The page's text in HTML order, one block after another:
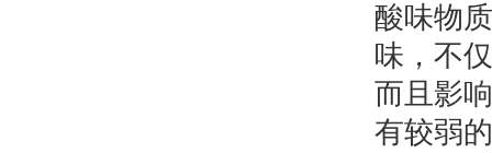
酸味物
味，不
而且影
有较弱